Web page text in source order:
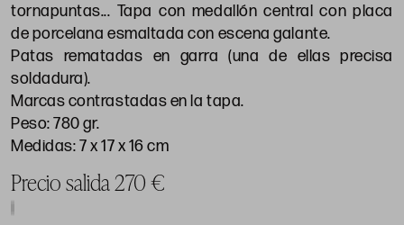
tornapuntas... Tapa con medallón central con placa
de porcelana esmaltada con escena galante.
Patas rematadas en garra (una de ellas precisa
soldadura).
Marcas contrastadas en la tapa.
Peso: 780 gr.
Medidas: 7 x 17 x 16 cm
Precio salida 270 €